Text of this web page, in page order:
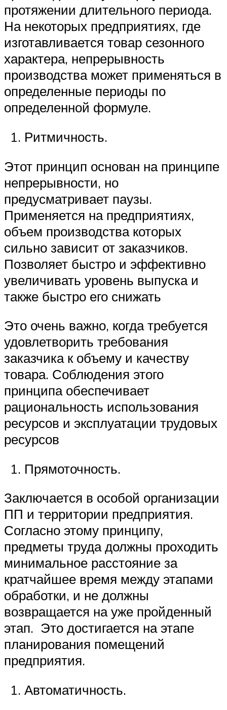
протяжении длительного периода.
На некоторых предприятиях, где
изготавливается товар сезонного
характера, непрерывность
производства может применяться в
определенные периоды по
определенной формуле.
Ритмичность.
Этот принцип основан на принципе
непрерывности, но
предусматривает паузы.
Применяется на предприятиях,
объем производства которых
сильно зависит от заказчиков.
Позволяет быстро и эффективно
увеличивать уровень выпуска и
также быстро его снижать
Это очень важно, когда требуется
удовлетворить требования
заказчика к объему и качеству
товара. Соблюдения этого
принципа обеспечивает
рациональность использования
ресурсов и эксплуатации трудовых
ресурсов
Прямоточность.
Заключается в особой организации
ПП и территории предприятия.
Согласно этому принципу,
предметы труда должны проходить
минимальное расстояние за
кратчайшее время между этапами
обработки, и не должны
возвращается на уже пройденный
этап. Это достигается на этапе
планирования помещений
предприятия.
Автоматичность.